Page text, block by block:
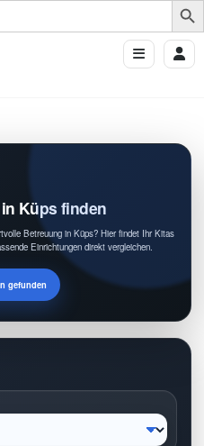
Küps finden
Betreuung in Küps? Hier findet Ihr Kitas
Einrichtungen direkt vergleichen.
gefunden